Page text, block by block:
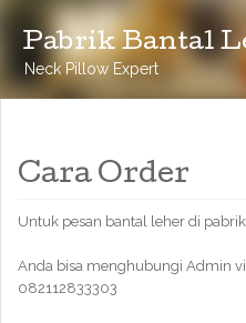
Pabrik Bantal
Neck Pillow Expert
Cara Order
Untuk pesan bantal leher di
Anda bisa menghubungi Admin
082112833303